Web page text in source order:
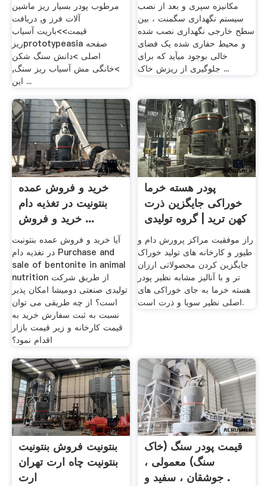
مرطوب پودر بسیار ریز ماشین
آلات فرز و, دریافت
قیمت>>باریت آسیاب
ریزprototypeasia صفحه
اصلی >دانش سنگ شکن
>خانگی مش آسیاب ریز سنگ,
این ...
مکانیزه سپری و بعد از نصب
سیستم نگهداری سگمنت ، بین
سطح خارجی نگهداری نصب شده
و محیط حفاری شده یک فضای
خالی بوجود میآید که برای
جلوگیری از ریزش خاک ...
خرید و فروش عمده
بنتونیت در تغذیه دام
خرید و فروش ...
آیا خرید و فروش عمده بنتونیت
در تغذیه دام Purchase and
sale of bentonite in animal
nutrition از طریق شرکت
تولیدی صنعتی دومیشا امکان پذیر
است؟ از چه طریقی می توان
نسبت به ثبت سفارش خرید به
قیمت کارخانه و زیر قیمت بازار
اقدام نمود؟
پودر هسته خرما
خوراکی جایگزین ذرت
کهن ترید | گروه تولیدی
...
راز موفقیت مراکز پرورش دام و
طیور و کارخانه های تولید خوراک
جایگزین کردن محصولاتی ارزان
تر و با آنالیز مشابه نظیر پودر
هسته خرما به جای خوراکی های
اصلی نظیر سویا و ذرت است.
بنتونیت فروش بنتونیت
بنتونیت چاه ارت تهران
ارت
قیمت پودر سنگ (خاک
سنگ) معمولی ،
جوشقان ، سفید و .